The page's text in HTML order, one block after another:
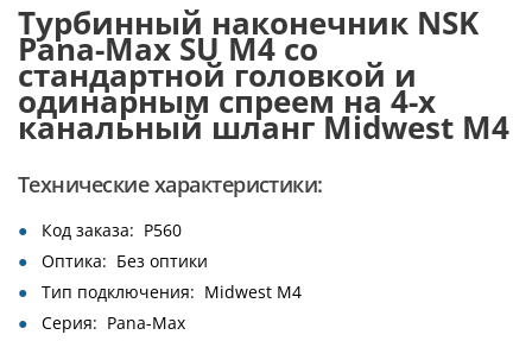
Турбинный наконечник NSK
Pana-Max SU M4 со
стандартной головкой и
одинарным спреем на 4-х
канальный шланг Midwest M4
Технические характеристики:
Код заказа: P560
Оптика: Без оптики
Тип подключения: Midwest M4
Серия: Pana-Max